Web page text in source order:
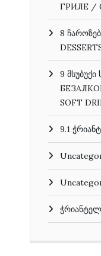
ГРИЛЕ /
8
9
SOFT
9.1